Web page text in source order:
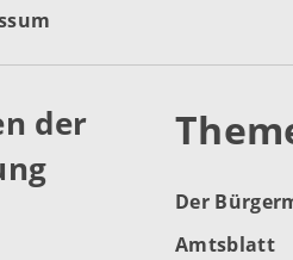
der
Der
Amtsblatt